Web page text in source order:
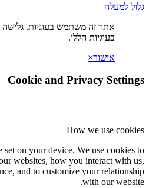
משתמש בעוגיות. גלישה באתר הינה
Cookie and
How
cookies to be set on your device. We
you visit our websites, how you
user experience, and to customize